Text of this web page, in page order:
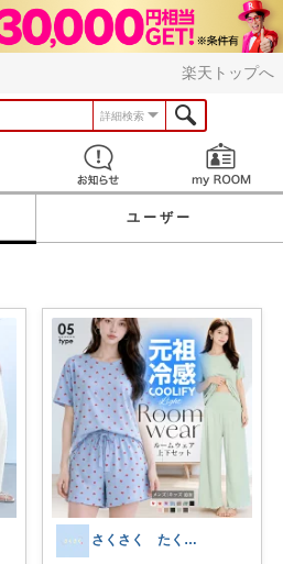
楽天トップへ
詳細検索
見つける お知らせ
ユーザー
さくさく たくさんの訪問感謝です🙇